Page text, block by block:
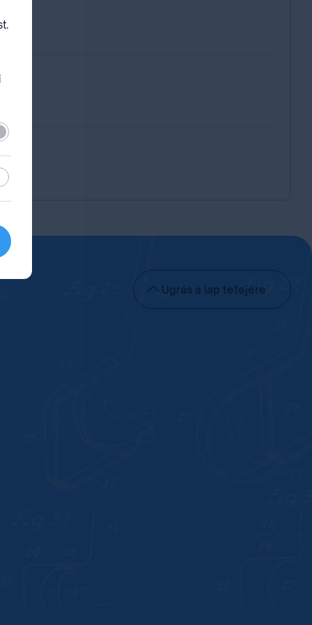
Ugrás a lap tetejére